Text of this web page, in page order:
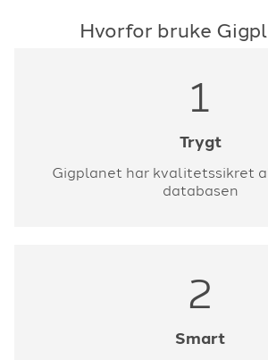
Hvorfor bruke
1
Trygt
Gigplanet har kvalitetssikret
databasen
2
Smart